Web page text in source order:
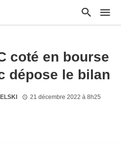
coté en bourse
dépose le bilan
21 décembre 2022 à 8h25